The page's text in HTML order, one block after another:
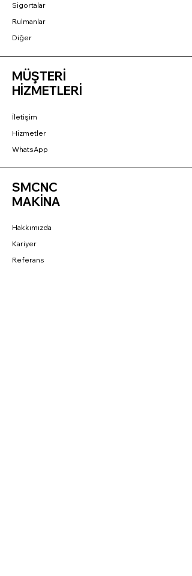
Sigortalar
Rulmanlar
Diğer
MÜŞTERİ
HİZMETLERİ
İletişim
Hizmetler
WhatsApp
SMCNC
MAKİNA
Hakkımızda
Kariyer
Referans